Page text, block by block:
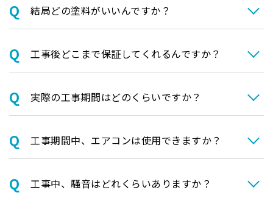
結局どの塗料がいいんですか？
⼯事後どこまで保証してくれるんですか？
実際の⼯事期間はどのくらいですか？
⼯事期間中、エアコンは使⽤できますか？
⼯事中、騒⾳はどれくらいありますか？